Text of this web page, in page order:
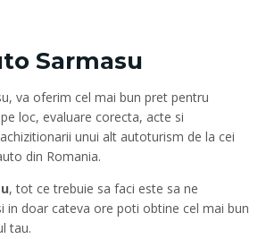
Sarmasu
va oferim cel mai bun pret pentru
loc, evaluare corecta, acte si
unui alt autoturism de la cei
din Romania.
, tot ce trebuie sa faci este sa ne
in doar cateva ore poti obtine cel mai bun
tau.